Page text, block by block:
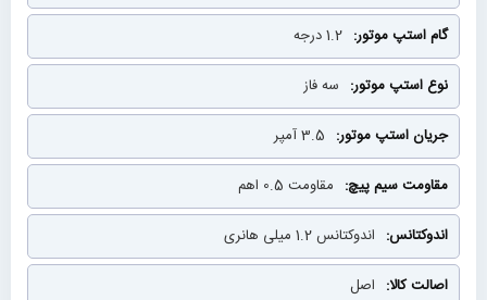
1.2 درجه
سه فاز
3.5 آمپر
مقاومت 0.5 اهم
اندوکتانس 1.2 میلی هانری
اصل